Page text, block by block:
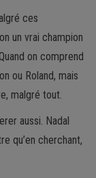
ces
un vrai champion
on comprend
ou Roland, mais
malgré tout.
aussi. Nadal
qu’en cherchant,